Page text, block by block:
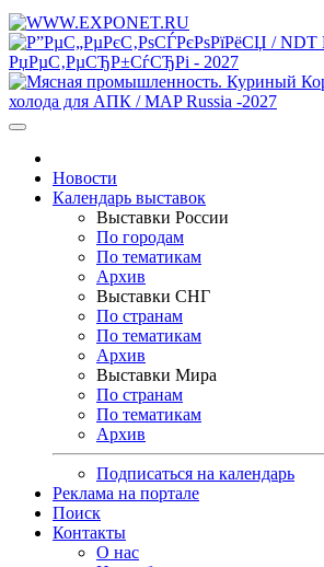
Новости
Календарь выставок
Выставки России
По городам
По тематикам
Архив
Выставки СНГ
По странам
По тематикам
Архив
Выставки Мира
По странам
По тематикам
Архив
Подписаться на календарь
Реклама на портале
Поиск
Контакты
О нас